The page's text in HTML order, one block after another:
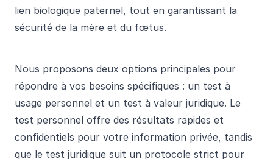
lien biologique paternel, tout en garantissant la
sécurité de la mère et du fœtus.
Nous proposons deux options principales pour
répondre à vos besoins spécifiques : un test à
usage personnel et un test à valeur juridique. Le
test personnel offre des résultats rapides et
confidentiels pour votre information privée, tandis
que le test juridique suit un protocole strict pour